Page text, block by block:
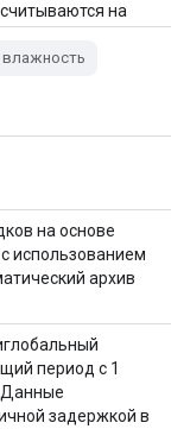
на
влажность
на основе
использованием
архив
период с 1
Данные
задержкой в